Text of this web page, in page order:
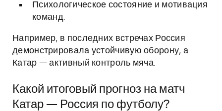
Психологическое состояние и мотивация
команд.
Например, в последних встречах Россия
демонстрировала устойчивую оборону, а
Катар — активный контроль мяча.
Какой итоговый прогноз на матч
Катар — Россия по футболу?